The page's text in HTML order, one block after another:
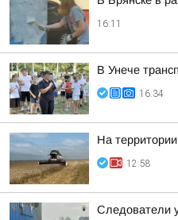
16:11
В Унече
16:34
На
12:58
Следователи